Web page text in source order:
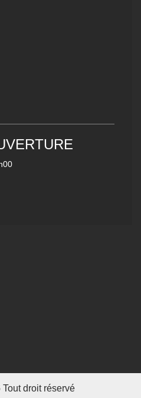
droit réservé